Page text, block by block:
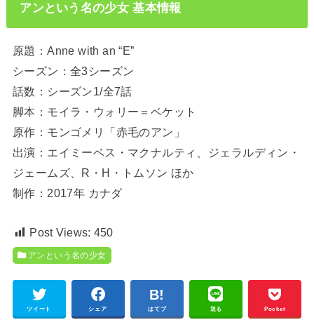
アンという名の少女 基本情報
原題：Anne with an “E”
シーズン：全3シーズン
話数：シーズン1/全7話
脚本：モイラ・ウォリー＝ベケット
原作：モンゴメリ「赤毛のアン」
出演：エイミーベス・マクナルティ、ジェラルディン・
ジェームズ、R・H・トムソン ほか
制作：2017年 カナダ
Post Views: 450
アンという名の少女
ツイート シェア はてブ 送る Pocket